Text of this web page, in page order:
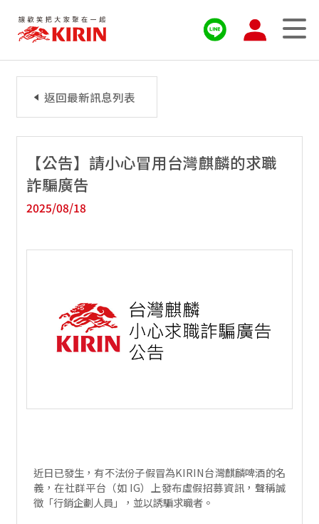
【公告】請小心冒用台灣麒麟的求職
詐騙廣告
2025/08/18
近日已發生，有不法份子假冒為KIRIN台灣麒麟啤酒的名
義，在社群平台（如 IG）上發布虛假招募資訊，聲稱誠
徵「行銷企劃人員」，並以誘騙求職者。
返回最新訊息列表